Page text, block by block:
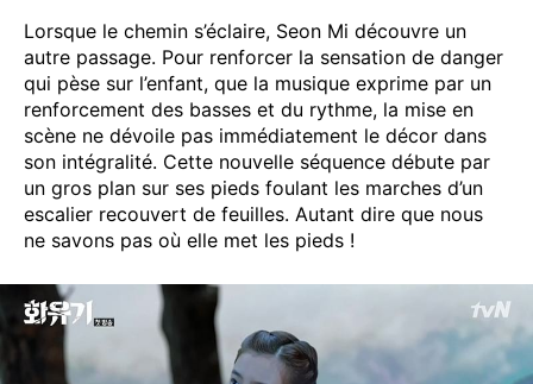
Lorsque le chemin s’éclaire, Seon Mi découvre un
autre passage. Pour renforcer la sensation de danger
qui pèse sur l’enfant, que la musique exprime par un
renforcement des basses et du rythme, la mise en
scène ne dévoile pas immédiatement le décor dans
son intégralité. Cette nouvelle séquence débute par
un gros plan sur ses pieds foulant les marches d’un
escalier recouvert de feuilles. Autant dire que nous
ne savons pas où elle met les pieds !